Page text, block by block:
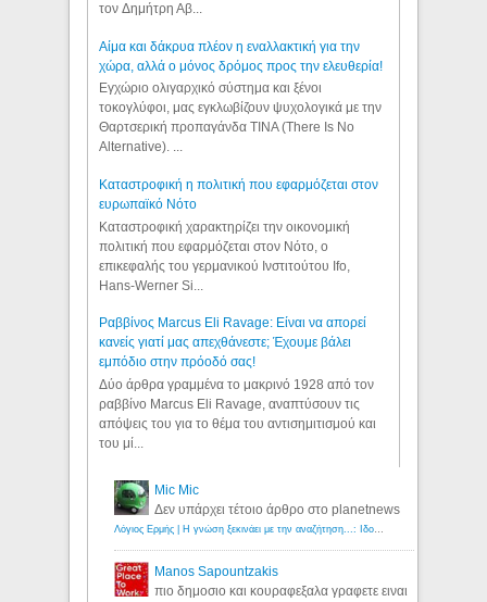
τον Δημήτρη Αβ...
Αίμα και δάκρυα πλέον η εναλλακτική για την
χώρα, αλλά ο μόνος δρόμος προς την ελευθερία!
Εγχώριο ολιγαρχικό σύστημα και ξένοι
τοκογλύφοι, μας εγκλωβίζουν ψυχολογικά με την
Θαρτσερική προπαγάνδα TINA (There Is No
Alternative). ...
Καταστροφική η πολιτική που εφαρμόζεται στον
ευρωπαϊκό Νότο
Καταστροφική χαρακτηρίζει την οικονομική
πολιτική που εφαρμόζεται στον Νότο, ο
επικεφαλής του γερμανικού Ινστιτούτου Ifo,
Hans-Werner Si...
Ραββίνος Marcus Eli Ravage: Είναι να απορεί
κανείς γιατί μας απεχθάνεστε; Έχουμε βάλει
εμπόδιο στην πρόοδό σας!
Δύο άρθρα γραμμένα το μακρινό 1928 από τον
ραββίνο Marcus Eli Ravage, αναπτύσουν τις
απόψεις του για το θέμα του αντισημιτισμού και
του μί...
Mic Mic
Δεν υπάρχει τέτοιο άρθρο στο planetnews
Λόγιος Ερμής | Η γνώση ξεκινάει με την αναζήτηση...: Ιδού οι 18 που χρωστούν 11 δις ευρώ!
Manos Sapountzakis
πιο δημοσιο και κουραφεξαλα γραφετε ειναι